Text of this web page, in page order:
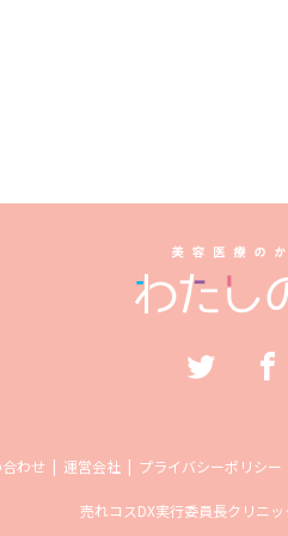
わせ 運営会社 プライバシーポリシー
売れコスDX実行委員長クリニ